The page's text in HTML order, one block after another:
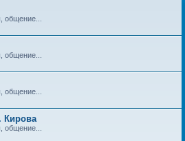
общение...
общение...
общение...
Кирова
общение...